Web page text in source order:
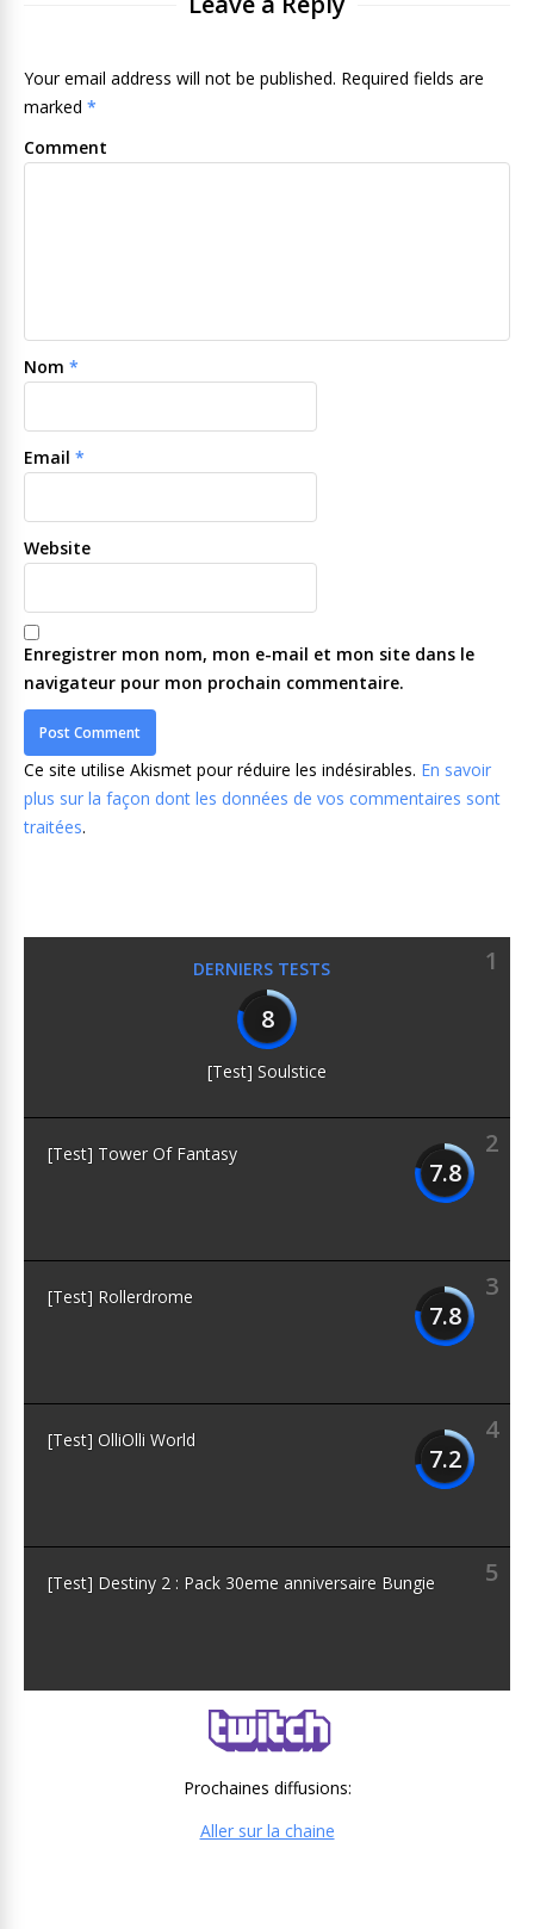
Your email address will not be published. Required fields are
marked *
Comment
Nom *
Email *
Website
Enregistrer mon nom, mon e-mail et mon site dans le
navigateur pour mon prochain commentaire.
Ce site utilise Akismet pour réduire les indésirables. En savoir
plus sur la façon dont les données de vos commentaires sont
traitées.
DERNIERS TESTS
1
8
[Test] Soulstice
2
7.8
[Test] Tower Of Fantasy
3
7.8
[Test] Rollerdrome
4
7.2
[Test] OlliOlli World
5
[Test] Destiny 2 : Pack 30eme anniversaire Bungie
Prochaines diffusions:
Aller sur la chaine